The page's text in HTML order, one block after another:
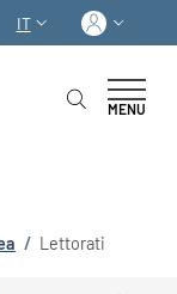
SELETTORE LINGUA:
IT
MENU
/ Lettorati